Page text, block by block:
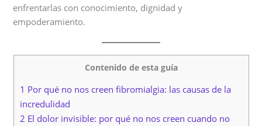
enfrentarlas con conocimiento, dignidad y
empoderamiento.
Contenido de esta guía
1 Por qué no nos creen fibromialgia: las causas de la
incredulidad
2 El dolor invisible: por qué no nos creen cuando no